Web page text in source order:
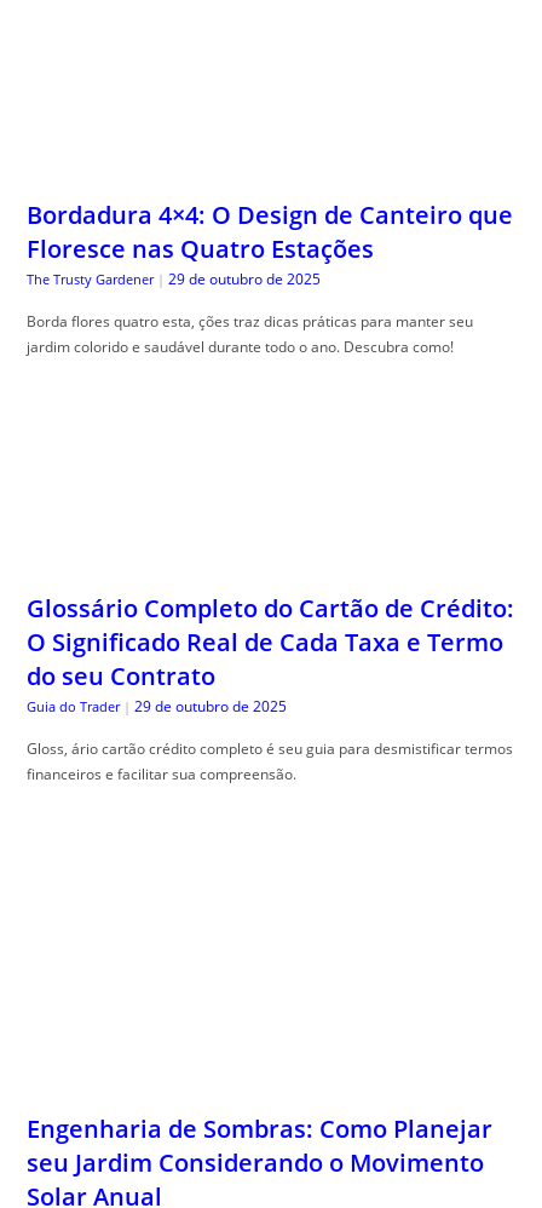
Bordadura 4×4: O Design de Canteiro que
Floresce nas Quatro Estações
The Trusty Gardener | 29 de outubro de 2025
Borda flores quatro esta, ções traz dicas práticas para manter seu
jardim colorido e saudável durante todo o ano. Descubra como!
Glossário Completo do Cartão de Crédito:
O Significado Real de Cada Taxa e Termo
do seu Contrato
Guia do Trader | 29 de outubro de 2025
Gloss, ário cartão crédito completo é seu guia para desmistificar termos
financeiros e facilitar sua compreensão.
Engenharia de Sombras: Como Planejar
seu Jardim Considerando o Movimento
Solar Anual